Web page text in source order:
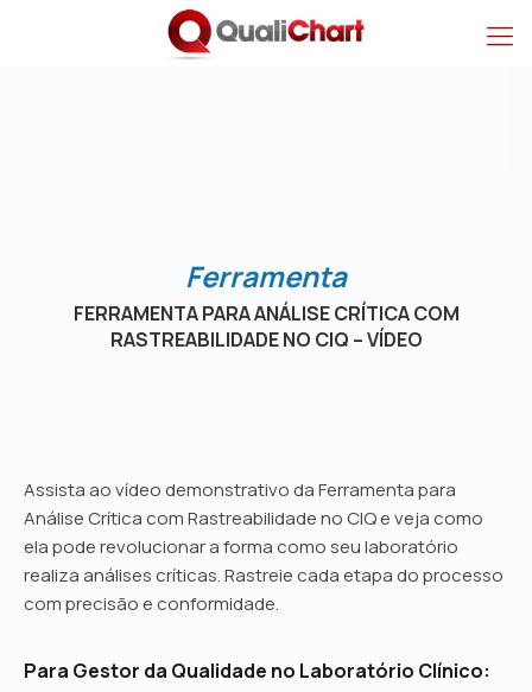
Ferramenta para
Ferramenta
FERRAMENTA PARA ANÁLISE CRÍTICA COM
RASTREABILIDADE NO CIQ – VÍDEO
Assista ao vídeo demonstrativo da Ferramenta para
Análise Crítica com Rastreabilidade no CIQ e veja como
ela pode revolucionar a forma como seu laboratório
realiza análises críticas. Rastreie cada etapa do processo
com precisão e conformidade.
Para Gestor da Qualidade no Laboratório Clínico: